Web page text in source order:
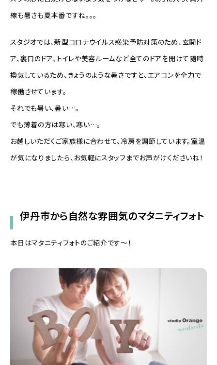
線も暑さも夏本番ですね。。。
スタジオでは、新型コロナウイルス感染予防対策のため、玄関ド
ア、裏口のドア、トイレや美容ルームなど全てのドアを開けて随時
換気しているため、きょうのような暑さですと、エアコンを全力で
稼働させています。
それでも暑い、暑い…。
でも薄着の方は寒い、寒い…。
お越しいただくご家族様に合わせて、冷房を調節しています。室温
が気になりましたら、お気軽にスタッフまでお声がけくださいね！
伊丹市から自然な雰囲気のマタニティフォト
本日はマタニティフォトのご紹介です〜！